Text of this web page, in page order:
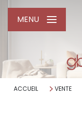
MENU
ACCUEIL VENTE